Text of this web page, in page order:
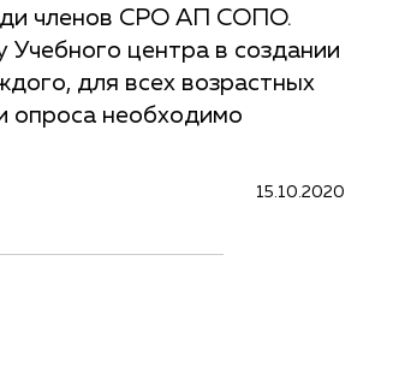
членов СРО АП СОПО.
Учебного центра в создании
для всех возрастных
опроса необходимо
15.10.2020